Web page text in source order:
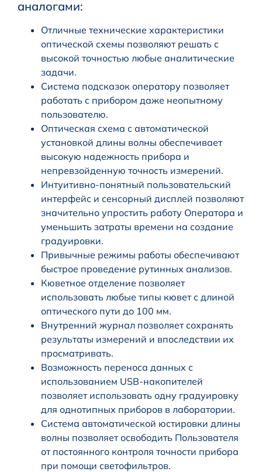
аналогами:
Отличные технические характеристики
оптической схемы позволяют решать с
высокой точностью любые аналитические
задачи.
Система подсказок оператору позволяет
работать с прибором даже неопытному
пользователю.
Оптическая схема с автоматической
установкой длины волны обеспечивает
высокую надежность прибора и
непревзойденную точность измерений.
Интуитивно-понятный пользовательский
интерфейс и сенсорный дисплей позволяют
значительно упростить работу Оператора и
уменьшить затраты времени на создание
градуировки.
Привычные режимы работы обеспечивают
быстрое проведение рутинных анализов.
Кюветное отделение позволяет
использовать любые типы кювет с длиной
оптического пути до 100 мм.
Внутренний журнал позволяет сохранять
результаты измерений и впоследствии их
просматривать.
Возможность переноса данных с
использованием USB-накопителей
позволяет использовать одну градуировку
для однотипных приборов в лаборатории.
Система автоматической юстировки длины
волны позволяет освободить Пользователя
от постоянного контроля точности прибора
при помощи светофильтров.